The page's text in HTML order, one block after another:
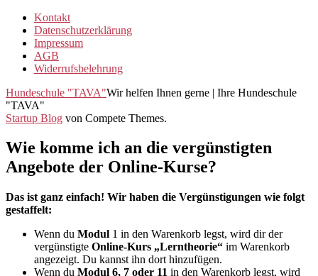
Kontakt
Datenschutzerklärung
Impressum
AGB
Widerrufsbelehrung
Hundeschule "TAVA"Wir helfen Ihnen gerne | Ihre Hundeschule
"TAVA"
Startup Blog von Compete Themes.
Wie komme ich an die vergünstigten
Angebote der Online-Kurse?
Das ist ganz einfach! Wir haben die Vergünstigungen wie folgt
gestaffelt:
Wenn du Modul 1 in den Warenkorb legst, wird dir der
vergünstigte Online-Kurs „Lerntheorie“ im Warenkorb
angezeigt. Du kannst ihn dort hinzufügen.
Wenn du Modul 6, 7 oder 11 in den Warenkorb legst, wird